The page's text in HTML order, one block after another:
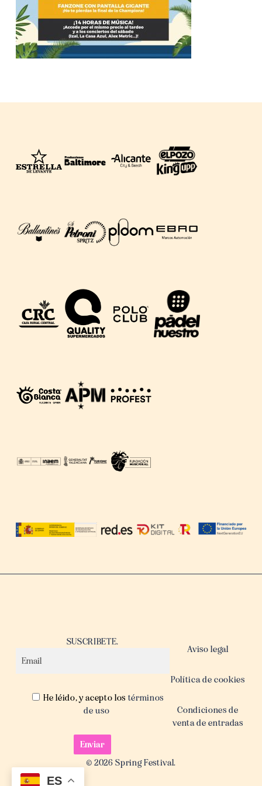
SUSCRIBETE.
He léido, y acepto los términos
de uso
Aviso legal
Política de cookies
Condiciones de
venta de entradas
© 2026 Spring Festival.
ES